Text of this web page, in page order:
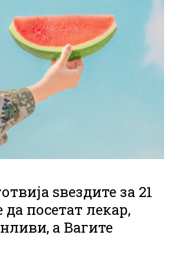
ѕвездите за 21
посетат лекар,
а Вагите